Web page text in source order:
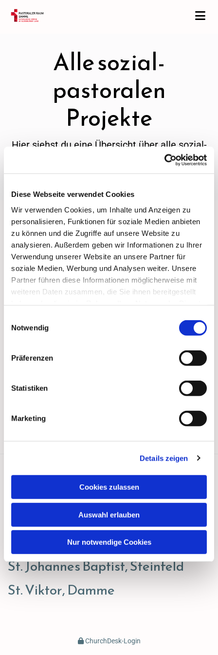
Diese Webseite verwendet Cookies
Wir verwenden Cookies, um Inhalte und Anzeigen zu
personalisieren, Funktionen für soziale Medien anbieten
zu können und die Zugriffe auf unsere Website zu
analysieren. Außerdem geben wir Informationen zu Ihrer
Verwendung unserer Website an unsere Partner für
soziale Medien, Werbung und Analysen weiter. Unsere
Partner führen diese Informationen möglicherweise mit
weiteren Daten zusammen, die Sie ihnen bereitgestellt
Notwendig
Präferenzen
Statistiken
Marketing
Details zeigen
Cookies zulassen
Auswahl erlauben
Nur notwendige Cookies
Alle sozial-
pastoralen
Projekte
Hier siehst du eine Übersicht über alle sozial-
Pastoraler Raum Damme
St. Gertrud, Lohne
St. Johannes Baptist, Steinfeld
St. Viktor, Damme
ChurchDesk-Login